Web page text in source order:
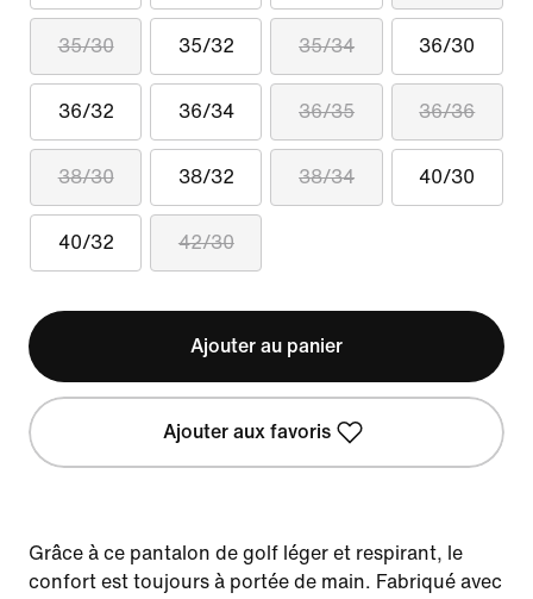
35/30 35/32 35/34 36/30
36/32 36/34 36/35 36/36
38/30 38/32 38/34 40/30
40/32 42/30
Ajouter au panier
Ajouter aux favoris
Grâce à ce pantalon de golf léger et respirant, le
confort est toujours à portée de main. Fabriqué avec